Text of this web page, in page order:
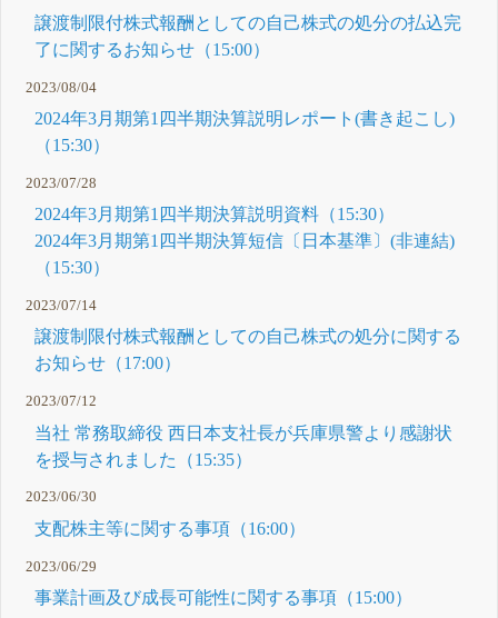
譲渡制限付株式報酬としての自己株式の処分の払込完
了に関するお知らせ（15:00）
2023/08/04
2024年3月期第1四半期決算説明レポート(書き起こし)
（15:30）
2023/07/28
2024年3月期第1四半期決算説明資料（15:30）
2024年3月期第1四半期決算短信〔日本基準〕(非連結)
（15:30）
2023/07/14
譲渡制限付株式報酬としての自己株式の処分に関する
お知らせ（17:00）
2023/07/12
当社 常務取締役 西日本支社長が兵庫県警より感謝状
を授与されました（15:35）
2023/06/30
支配株主等に関する事項（16:00）
2023/06/29
事業計画及び成長可能性に関する事項（15:00）